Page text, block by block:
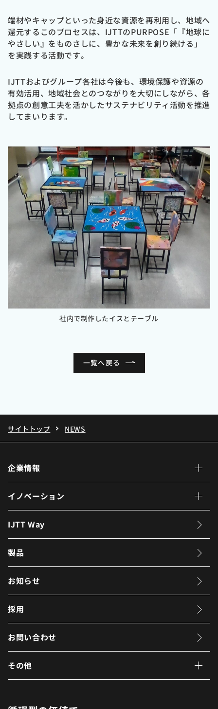
端材やキャップといった身近な資源を再利用し、地域へ
還元するこのプロセスは、 IJTTのPURPOSE 「『地球に
やさしい』をものさしに、豊かな未来を創り続ける」
を実践する活動です。
IJTTおよびグループ各社は今後も、環境保護や資源の
有効活用、地域社会とのつながりを大切にしながら、各
拠点の創意工夫を活かしたサステナビリティ活動を推進
してまいります。
社内で制作したイスとテーブル
一覧へ戻る
サイトトップ NEWS
企業情報
企業情報 トップページ
社長メッセージ
IJTTが目指す姿
会社概要
拠点
沿革
イノベーション
イノベーション トップページ
カーボンニュートラルへの取り組み
電動化への取り組み
ESG先進モデル工場建設
IJTT Way
製品
お知らせ
採用
お問い合わせ
その他